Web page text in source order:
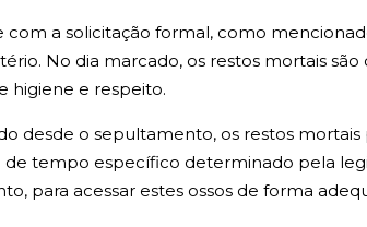
com a solicitação formal, como
No dia marcado, os restos mortais
higiene e respeito.
desde o sepultamento, os restos
tempo específico determinado pela
para acessar estes ossos de forma